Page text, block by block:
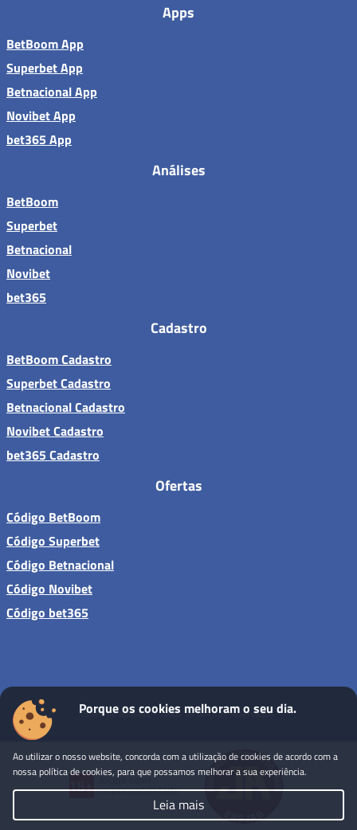
Apps
BetBoom App
Superbet App
Betnacional App
Novibet App
bet365 App
Análises
BetBoom
Superbet
Betnacional
Novibet
bet365
Cadastro
BetBoom Cadastro
Superbet Cadastro
Betnacional Cadastro
Novibet Cadastro
bet365 Cadastro
Ofertas
Código BetBoom
Código Superbet
Código Betnacional
Código Novibet
Código bet365
Sites de apostas - Todos os direitos reservados
Porque os cookies melhoram o seu dia.
Ao utilizar o nosso website, concorda com a utilização de cookies de acordo com a
nossa política de cookies, para que possamos melhorar a sua experiência.
Leia mais